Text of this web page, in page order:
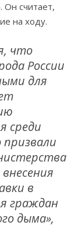
считает,
на ходу.
что
России
для
среди
в
граждан
дыма»,